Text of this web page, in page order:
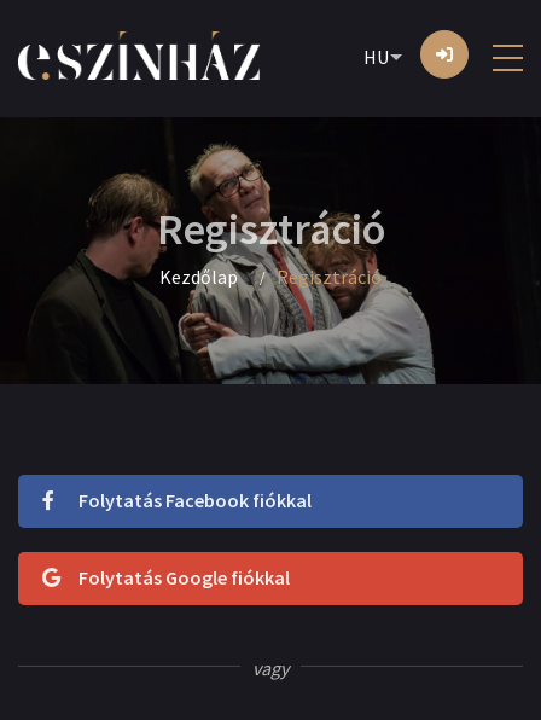
HU
Regisztráció
Kezdőlap Regisztráció
Folytatás Facebook fiókkal
Folytatás Google fiókkal
vagy